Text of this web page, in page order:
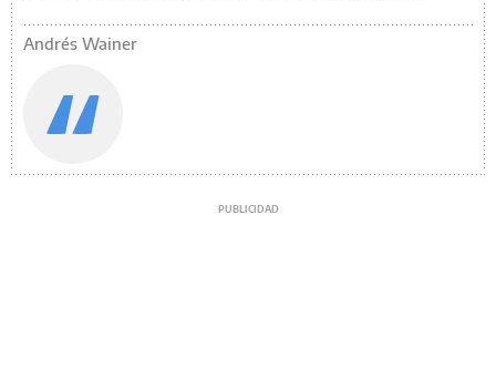
Andrés Wainer